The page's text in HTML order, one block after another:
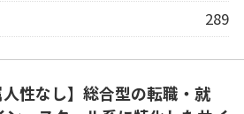
289
人性なし】総合型の転職・就